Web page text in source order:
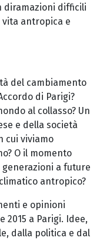
diramazioni difficili
antropica e
del cambiamento
di Parigi?
al collasso? Un
e della società
cui viviamo
O il momento
a future
antropico?
e opinioni
a Parigi. Idee,
dalla politica e dal